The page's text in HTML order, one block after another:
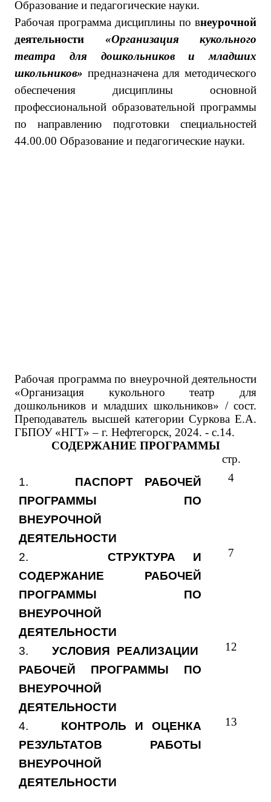
Образование и педагогические науки.
Рабочая программа дисциплины по внеурочной
деятельности «Организация кукольного
театра для дошкольников и младших
школьников» предназначена для методического
обеспечения дисциплины основной
профессиональной образовательной программы
по направлению подготовки специальностей
44.00.00 Образование и педагогические науки.
Рабочая программа по внеурочной деятельности
«Организация кукольного театр для
дошкольников и младших школьников» / сост.
Преподаватель высшей категории Суркова Е.А.
ГБПОУ «НГТ» – г. Нефтегорск, 2024. - с.14.
СОДЕРЖАНИЕ ПРОГРАММЫ
стр.
1.
ПАСПОРТ РАБОЧЕЙ
ПРОГРАММЫ ПО
ВНЕУРОЧНОЙ
ДЕЯТЕЛЬНОСТИ
4
2.
СТРУКТУРА И
СОДЕРЖАНИЕ РАБОЧЕЙ
ПРОГРАММЫ ПО
ВНЕУРОЧНОЙ
ДЕЯТЕЛЬНОСТИ
7
3.
УСЛОВИЯ РЕАЛИЗАЦИИ
РАБОЧЕЙ ПРОГРАММЫ ПО
ВНЕУРОЧНОЙ
ДЕЯТЕЛЬНОСТИ
12
4.
КОНТРОЛЬ И ОЦЕНКА
РЕЗУЛЬТАТОВ РАБОТЫ
ВНЕУРОЧНОЙ
ДЕЯТЕЛЬНОСТИ
13